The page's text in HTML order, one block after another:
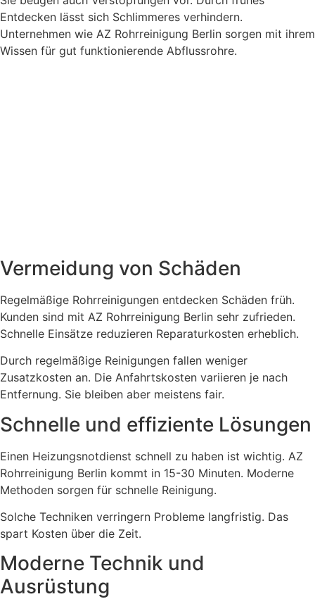
Entdecken lässt sich Schlimmeres verhindern.
Unternehmen wie AZ Rohrreinigung Berlin sorgen mit ihrem
Wissen für gut funktionierende Abflussrohre.
Vermeidung von Schäden
Regelmäßige Rohrreinigungen entdecken Schäden früh.
Kunden sind mit AZ Rohrreinigung Berlin sehr zufrieden.
Schnelle Einsätze reduzieren Reparaturkosten erheblich.
Durch regelmäßige Reinigungen fallen weniger
Zusatzkosten an. Die Anfahrtskosten variieren je nach
Entfernung. Sie bleiben aber meistens fair.
Schnelle und effiziente Lösungen
Einen Heizungsnotdienst schnell zu haben ist wichtig. AZ
Rohrreinigung Berlin kommt in 15-30 Minuten. Moderne
Methoden sorgen für schnelle Reinigung.
Solche Techniken verringern Probleme langfristig. Das
spart Kosten über die Zeit.
Moderne Technik und
Ausrüstung